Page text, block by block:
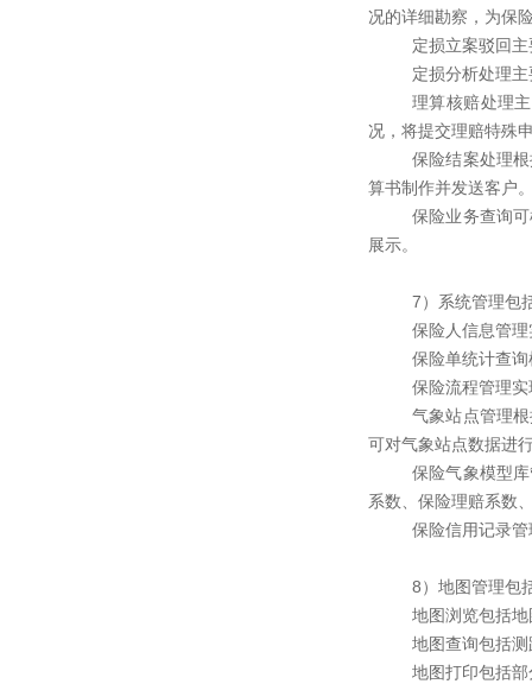
况的详细勘察，为保
定损立案驳回
定损分析处理
理算核赔处理
况，将提交理赔特殊
保险结案处理
算书制作并发送客户
保险业务查询
展示。
7）系统管理包
保险人信息管
保险单统计查
保险流程管理
气象站点管理
可对气象站点数据进
保险气象模型
系数、保险理赔系数
保险信用记录
8）地图管理包
地图浏览包括
地图查询包括
地图打印包括